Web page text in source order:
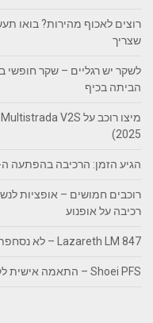
רוצים לאכוף מהירות? בואו
שצריך
לשקר יש רגליים – שקר חופשי
הביתה בכיף
2025)
הגיע הזמן: הרכיבה בהפתעה ה-10 יוצאת
רוכבים חמושים – אופציות
רכיבה על אופנוע
Lazareth LM 847 – לא נסחפתם בכלל
Shoei PFS – התאמה אישית לקסדה